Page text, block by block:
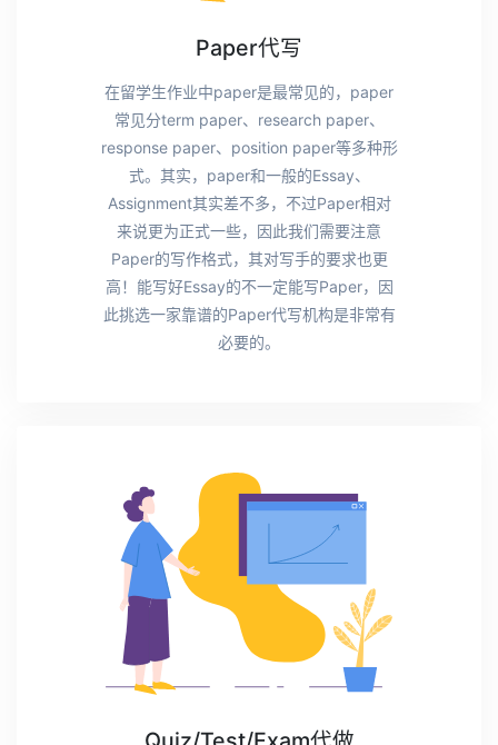
Paper代写
在留学生作业中paper是最常见的，paper
常见分term paper、research paper、
response paper、position paper等多种形
式。其实，paper和一般的Essay、
Assignment其实差不多，不过Paper相对
来说更为正式一些，因此我们需要注意
Paper的写作格式，其对写手的要求也更
高！能写好Essay的不一定能写Paper，因
此挑选一家靠谱的Paper代写机构是非常有
必要的。